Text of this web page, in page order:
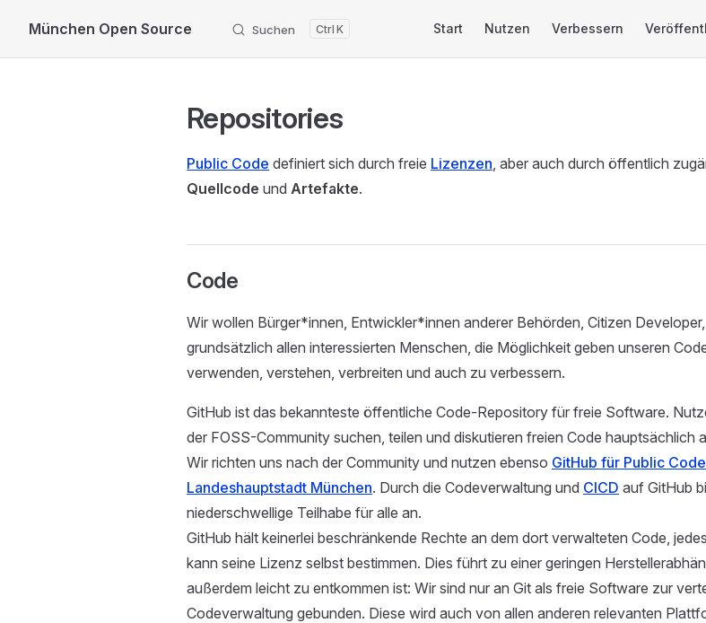
Skip to content
München Open Source Suchen K Start Nutzen Verbessern
Repositories
Public Code definiert sich durch freie Lizenzen, aber auch durch öffentlich
Quellcode und Artefakte.
Code
Wir wollen Bürger*innen, Entwickler*innen anderer Behörden, Citizen Developer,
grundsätzlich allen interessierten Menschen, die Möglichkeit geben unseren
verwenden, verstehen, verbreiten und auch zu verbessern.
GitHub ist das bekannteste öffentliche Code-Repository für freie Software.
der FOSS-Community suchen, teilen und diskutieren freien Code hauptsächlich
Wir richten uns nach der Community und nutzen ebenso GitHub für Public
Landeshauptstadt München. Durch die Codeverwaltung und CICD auf GitHub
niederschwellige Teilhabe für alle an.
GitHub hält keinerlei beschränkende Rechte an dem dort verwalteten Code,
kann seine Lizenz selbst bestimmen. Dies führt zu einer geringen
außerdem leicht zu entkommen ist: Wir sind nur an Git als freie Software zur
Codeverwaltung gebunden. Diese wird auch von allen anderen relevanten